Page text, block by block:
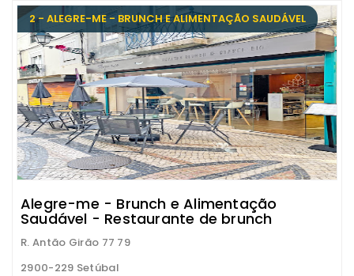
2 - ALEGRE-ME - BRUNCH E ALIMENTAÇÃO SAUDÁVEL
Alegre-me - Brunch e Alimentação
Saudável - Restaurante de brunch
R. Antão Girão 77 79
2900-229 Setúbal